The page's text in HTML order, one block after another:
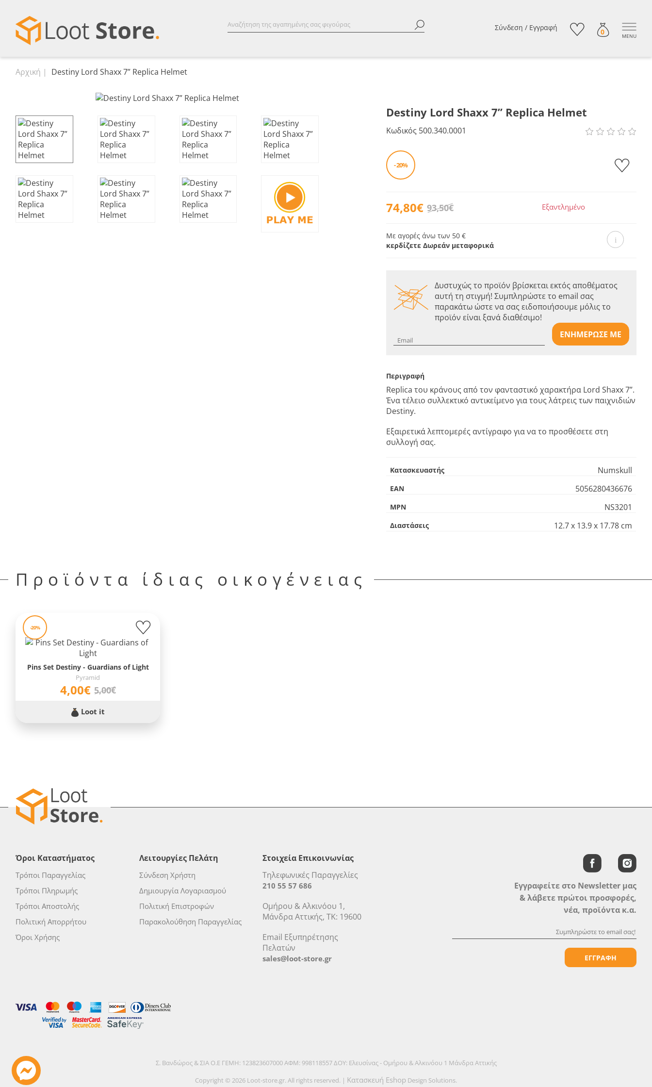
Σύνδεση / Εγγραφή 0 MENU
Αρχική Destiny Lord Shaxx 7” Replica Helmet
Destiny Lord Shaxx 7” Replica Helmet
Κωδικός 500.340.0001
- 20%
74,80€ 93,50€ Εξαντλημένο
Με αγορές άνω των 50 €
κερδίζετε Δωρεάν μεταφορικά
Δυστυχώς το προϊόν βρίσκεται εκτός αποθέματος
αυτή τη στιγμή! Συμπληρώστε το email σας
παρακάτω ώστε να σας ειδοποιήσουμε μόλις το
προϊόν είναι ξανά διαθέσιμο!
ΕΝΗΜΕΡΩΣΕ ΜΕ
Περιγραφή
Replica του κράνους από τον φανταστικό χαρακτήρα Lord Shaxx 7”.
Ένα τέλειο συλλεκτικό αντικείμενο για τους λάτρεις των παιχνιδιών
Destiny.
Εξαιρετικά λεπτομερές αντίγραφο για να το προσθέσετε στη
συλλογή σας.
Κατασκευαστής Numskull
EAN 5056280436676
MPN NS3201
Διαστάσεις 12.7 x 13.9 x 17.78 cm
Προϊόντα ίδιας οικογένειας
-20%
Pins Set Destiny - Guardians of Light
Pyramid
4,00€ 5,00€
Loot it
Όροι Καταστήματος
Τρόποι Παραγγελίας
Τρόποι Πληρωμής
Τρόποι Αποστολής
Πολιτική Απορρήτου
Όροι Χρήσης
Λειτουργίες Πελάτη
Σύνδεση Χρήστη
Δημιουργία Λογαριασμού
Πολιτική Επιστροφών
Παρακολούθηση Παραγγελίας
Στοιχεία Επικοινωνίας
Τηλεφωνικές Παραγγελίες
210 55 57 686
Ομήρου & Αλκινόου 1,
Μάνδρα Αττικής, ΤΚ: 19600
Email Εξυπηρέτησης
Πελατών
sales@loot-store.gr
Εγγραφείτε στο Newsletter μας
& λάβετε πρώτοι προσφορές,
νέα, προϊόντα κ.α.
ΕΓΓΡΑΦΗ
Σ. Βανδώρος & ΣΙΑ Ο.Ε ΓΕΜΗ: 123823607000 ΑΦΜ: 998118557 ΔΟΥ: Ελευσίνας - Ομήρου & Αλκινόου 1 Μάνδρα Αττικής
Copyright © 2026 Loot-store.gr. All rights reserved. | Κατασκευή Eshop Design Solutions.